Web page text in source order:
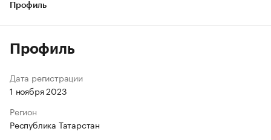
Профиль
Профиль
Дата регистрации
1 ноября 2023
Регион
Республика Татарстан